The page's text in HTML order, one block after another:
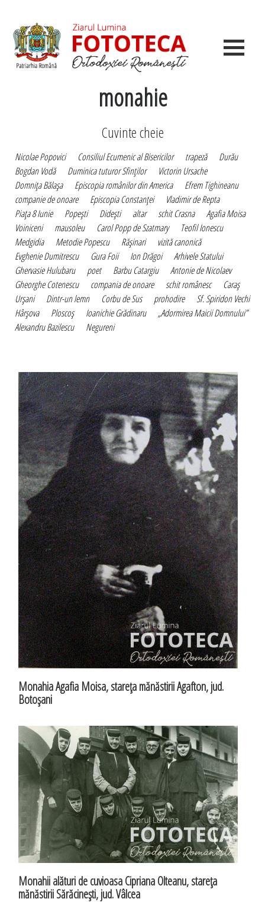
monahie
Cuvinte cheie
Nicolae Popovici Consiliul Ecumenic al Bisericilor trapeză
Durău
Bogdan Vodă
Duminica tuturor Sfinţilor
Victorin Ursache
Domniţa Bălaşa
Episcopia românilor din America
Efrem Tighineanu
companie de onoare
Episcopia Constanţei
Vladimir de Repta
Piaţa 8 Iunie
Popeşti Dideşti altar schit Crasna
Agafia Moisa
Voiniceni
mausoleu Carol Popp de Szatmary
Teofil Ionescu
Medgidia
Metodie Popescu Răşinari
vizită canonică
Evghenie Dumitrescu
Gura Foii Ion Drăgoi
Arhivele Statului
Ghervasie Hulubaru
poet Barbu Catargiu
Antonie de Nicolaev
Gheorghe Cotenescu
compania de onoare schit românesc
Caraş
Urşani
Dintr-un lemn Corbu de Sus prohodire
Sf. Spiridon Vechi
Hârşova
Ploscoş Ioanichie Grădinaru
„Adormirea Maicii Domnului”
Alexandru Bazilescu
Negureni
Monahia Agafia Moisa, stareţa mănăstirii Agafton, jud.
Botoşani
Monahii alături de cuvioasa Cipriana Olteanu, stareţa
mănăstirii Sărăcineşti, jud. Vâlcea